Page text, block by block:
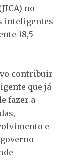
no
inteligentes
18,5
contribuir
que já
fazer a
e